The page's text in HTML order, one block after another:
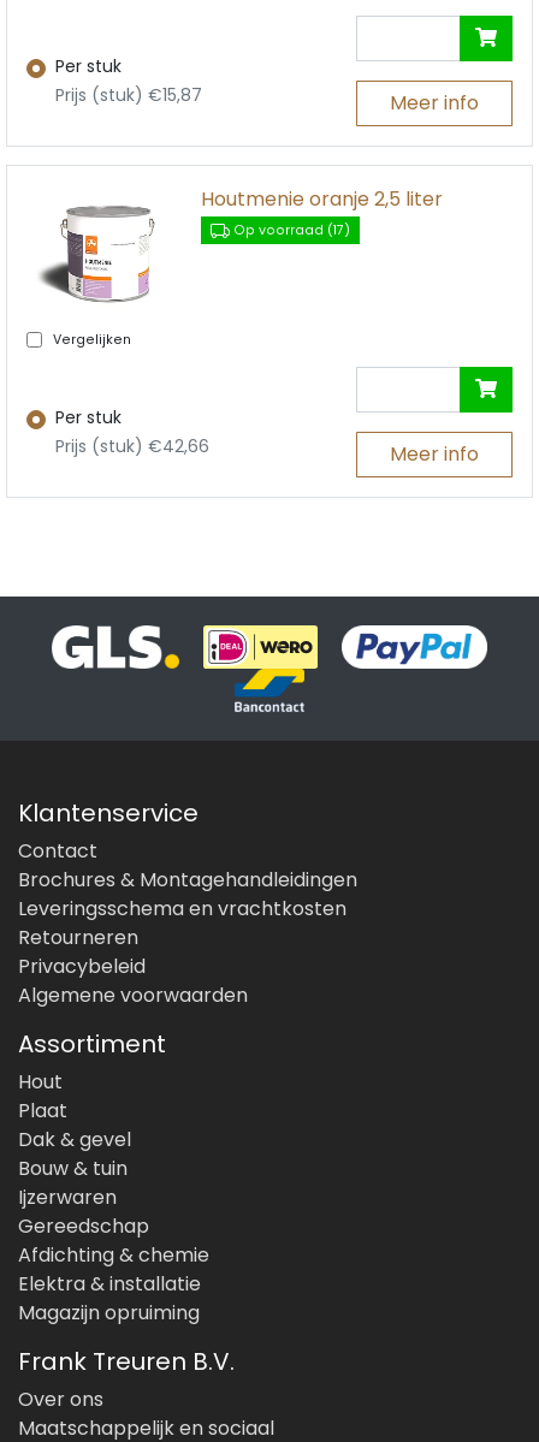
Per stuk
Prijs (stuk) €15,87
Meer info
Vergelijken
Houtmenie oranje 2,5 liter
Op voorraad (17)
Per stuk
Prijs (stuk) €42,66
Meer info
Klantenservice
Contact
Brochures & Montagehandleidingen
Leveringsschema en vrachtkosten
Retourneren
Privacybeleid
Algemene voorwaarden
Assortiment
Hout
Plaat
Dak & gevel
Bouw & tuin
Ijzerwaren
Gereedschap
Afdichting & chemie
Elektra & installatie
Magazijn opruiming
Frank Treuren B.V.
Over ons
Maatschappelijk en sociaal